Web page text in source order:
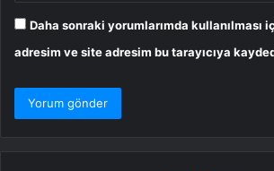
Daha sonraki yorumlarımda kullanılması
adresim ve site adresim bu tarayıcıya